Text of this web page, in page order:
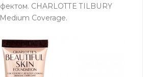
CHARLOTTE TILBURY
Coverage.